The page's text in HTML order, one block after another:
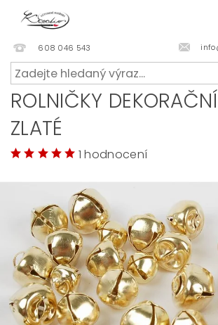
608 046 543
ROLNIČKY
ZLATÉ
1 hodnocení